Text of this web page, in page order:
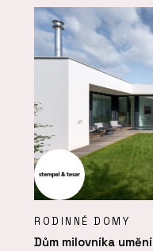
RODINNÉ DOMY
Dům milovníka umění